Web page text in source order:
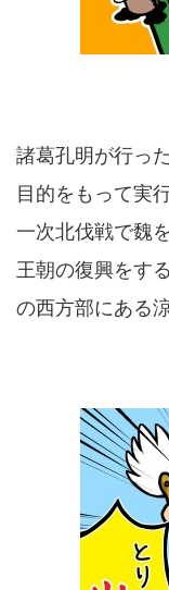
諸葛孔明が行っ
目的をもって実
一次北伐戦で魏
王朝の復興をす
の西方部にある